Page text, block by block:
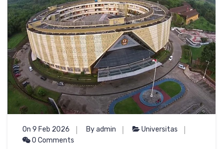
On 9 Feb 2026 By admin
Universitas
0 Comments